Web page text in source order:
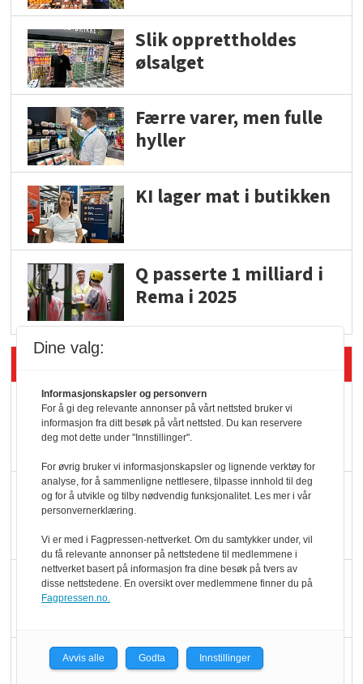
Slik opprettholdes
ølsalget
Færre varer, men fulle
hyller
KI lager mat i butikken
Q passerte 1 milliard i
Rema i 2025
Siste artikler - Økologisk
Kolonihagens norske
yoghurt: Trues av
Marit Kolby vant
Økologisk Norge sin
hederspris
Blir enklere å velge
Kolonihagen sliter
Dine valg:
Informasjonskapsler og personvern
For å gi deg relevante annonser på vårt nettsted bruker vi
informasjon fra ditt besøk på vårt nettsted. Du kan reservere
deg mot dette under "Innstillinger".
For øvrig bruker vi informasjonskapsler og lignende verktøy for
analyse, for å sammenligne nettlesere, tilpasse innhold til deg
og for å utvikle og tilby nødvendig funksjonalitet. Les mer i vår
personvernerklæring.
Vi er med i Fagpressen-nettverket. Om du samtykker under, vil
du få relevante annonser på nettstedene til medlemmene i
nettverket basert på informasjon fra dine besøk på tvers av
disse nettstedene. En oversikt over medlemmene finner du på
Fagpressen.no.
Avvis alle Godta Innstillinger